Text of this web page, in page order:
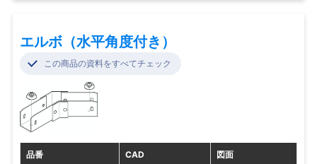
エルボ（水平角度付き）
この商品の資料をすべてチェック
品番 CAD 図面